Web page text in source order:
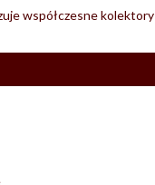
współczesne kolektory